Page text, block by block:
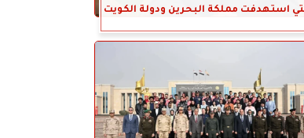
استهدفت مملكة البحرين ودولة الكويت